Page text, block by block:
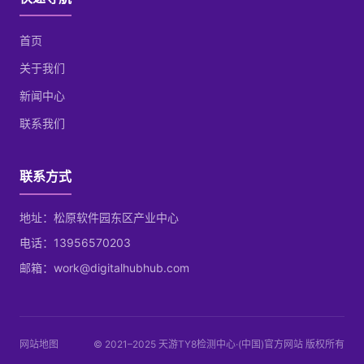
首页
关于我们
新闻中心
联系我们
联系方式
地址：松原软件园东区产业中心
电话：13956570203
邮箱：work@digitalhubhub.com
网站地图 © 2021–2025 天游TY8检测中心·(中国)官方网站 版权所有